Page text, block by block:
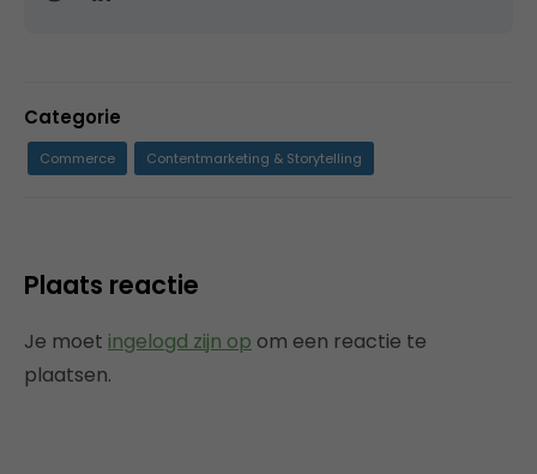
Categorie
Commerce Contentmarketing & Storytelling
Plaats reactie
Je moet ingelogd zijn op om een reactie te
plaatsen.